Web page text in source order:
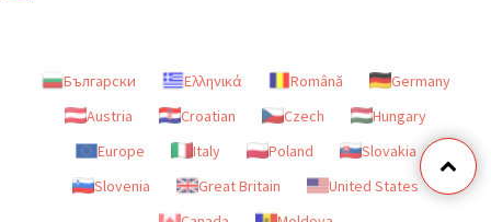
Български Ελληνικά Română
Germany
Austria
Croatian Czech
Hungary
Europe
Italy Poland
Slovakia
Slovenia
Great Britain
United States